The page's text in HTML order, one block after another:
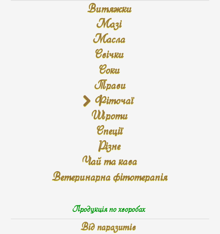
Витяжки
Мазі
Масла
Свічки
Соки
Трави
Фіточаї
Шроти
Спеції
Різне
Чай та кава
Ветеринарна фітотерапія
Продукція по хворобах
Від паразитів